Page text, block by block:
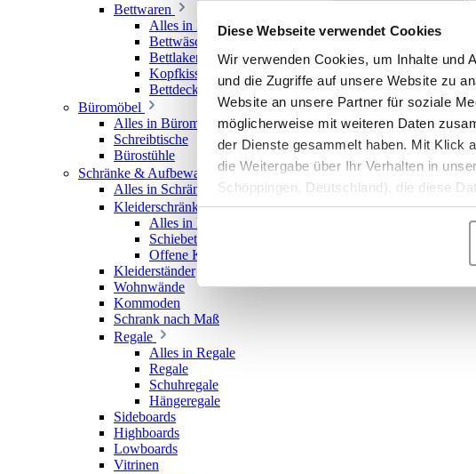
Diese Webseite verwendet Cookies
Wir verwenden Cookies, um Inhalte und
und die Zugriffe auf unsere Website zu
Website an unsere Partner für soziale
möglicherweise mit weiteren Daten
der Dienste gesammelt haben. Mit Klick
die Weitergabe über Ihr Verhalten in
Schöppingen, Deutschland), die diese
Produktverbesserungen,
Bettwaren
Alles in Bettwaren
Bettwäsche
Bettlaken & Spannlaken
Kopfkissen
Bettdecken
Büromöbel
Alles in Büromöbel
Schreibtische
Bürostühle
Schränke & Aufbewahrung
Alles in Schränke & Aufbewahrung
Kleiderschränke
Alles in Kleiderschränke
Schiebetürenschränke
Offene Kleiderschränke
Kleiderständer
Wohnwände
Kommoden
Schrank nach Maß
Regale
Alles in Regale
Regale
Schuhregale
Hängeregale
Sideboards
Highboards
Lowboards
Vitrinen